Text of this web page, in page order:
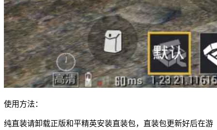
使用方法：
纯直装请卸载正版和平精英安装直装包，直装包更新好后在游